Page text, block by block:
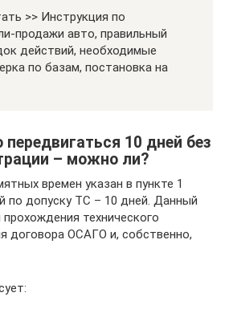
>> Инструкция по
продажи авто, правильный
действий, необходимые
по базам, постановка на
передвигаться 10 дней без
– можно ли?
времен указан в пункте 1
по допуску ТС – 10 дней. Данный
технического
договора ОСАГО и, собственно,